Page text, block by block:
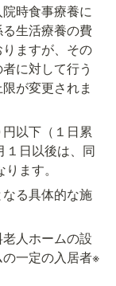
時食事療養に
生活療養の費
ますが、その
に対して行う
が変更されま
以下（１日累
１日以後は、同
ます。
る具体的な施
人ホームの設
一定の入居者※